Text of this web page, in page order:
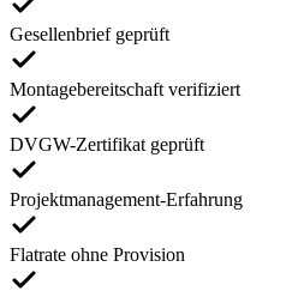
Gesellenbrief geprüft
Montagebereitschaft verifiziert
DVGW-Zertifikat geprüft
Projektmanagement-Erfahrung
Flatrate ohne Provision